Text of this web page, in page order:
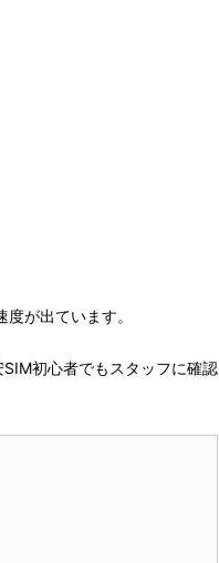
が出ています。
初心者でもスタッフに確認